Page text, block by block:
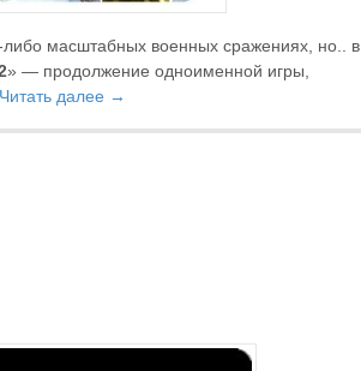
либо масштабных военных сражениях, но.. в
» — продолжение одноименной игры,
Читать далее →